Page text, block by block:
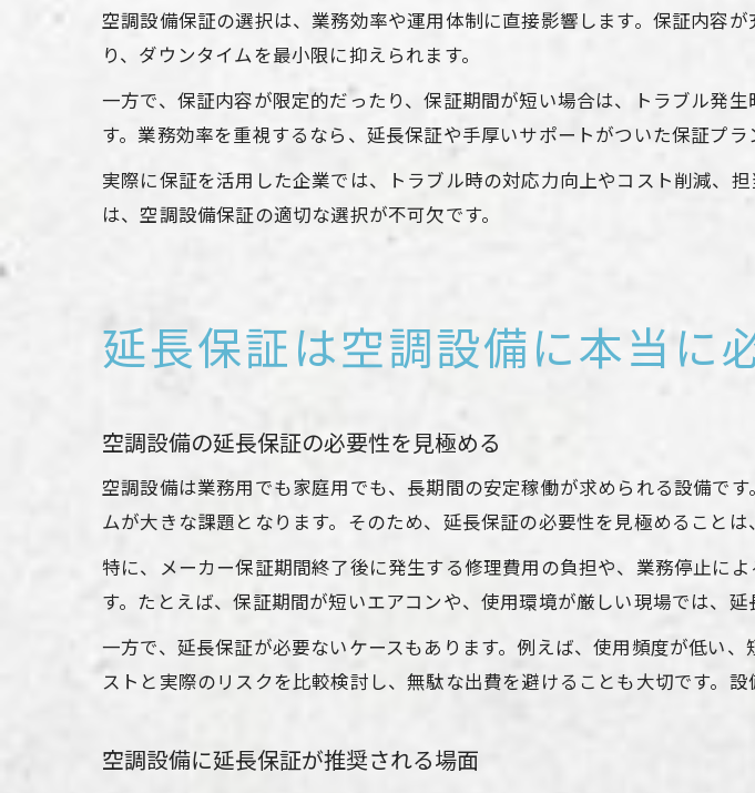
空調設備保証の選択は、業務効率や運用体制に直接影響します。保証内容
り、ダウンタイムを最小限に抑えられます。
一方で、保証内容が限定的だったり、保証期間が短い場合は、トラブル発
す。業務効率を重視するなら、延長保証や手厚いサポートがついた保証プラ
実際に保証を活用した企業では、トラブル時の対応力向上やコスト削減、
は、空調設備保証の適切な選択が不可欠です。
延長保証は空調設備に本当に
空調設備の延長保証の必要性を見極める
空調設備は業務用でも家庭用でも、長期間の安定稼働が求められる設備で
ムが大きな課題となります。そのため、延長保証の必要性を見極めること
特に、メーカー保証期間終了後に発生する修理費用の負担や、業務停止に
す。たとえば、保証期間が短いエアコンや、使用環境が厳しい現場では、
一方で、延長保証が必要ないケースもあります。例えば、使用頻度が低い
ストと実際のリスクを比較検討し、無駄な出費を避けることも大切です。
空調設備に延長保証が推奨される場面